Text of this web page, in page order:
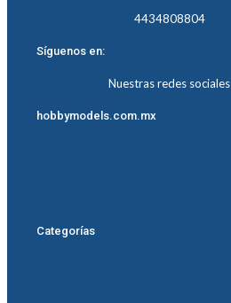
4434808804
Síguenos en:
Nuestras redes sociales
hobbymodels.com.mx
Categorías